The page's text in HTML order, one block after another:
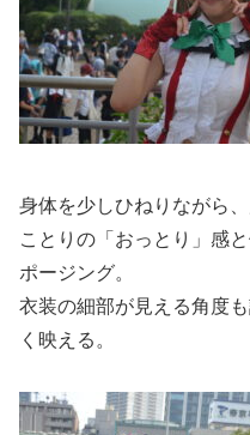
身体を少しひねりながら
ことりの「おっとり」感
ポージング。
衣装の細部が見える角度
く映える。